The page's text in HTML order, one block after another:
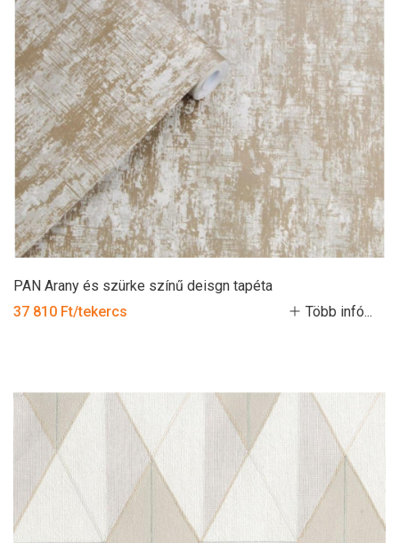
PAN Arany és szürke színű deisgn tapéta
37 810 Ft/tekercs
Több infó...